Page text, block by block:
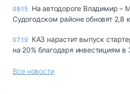
08:15 На автодороге Владимир –
Судогодском районе обновят 2,8
07:19 КАЗ нарастит выпуск
на 20% благодаря инвестициям
Все новости